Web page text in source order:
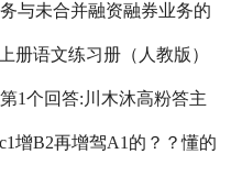
1个回答:创作音乐趴2020-
与未合并融资融券业务的
出谋划策，请耐心等待！
册语文练习册（人教版）
02-101.脍炙人口2.刻
1个回答:川木沐高粉答主
增B2再增驾A1的？？懂的